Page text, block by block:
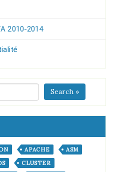
2010-2014
Search »
APACHE
ASM
CLUSTER